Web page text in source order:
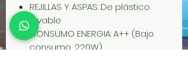
REJILLAS Y ASPAS: De plástico
lavable
CONSUMO ENERGIA: A++ (Bajo
consumo, 220W)